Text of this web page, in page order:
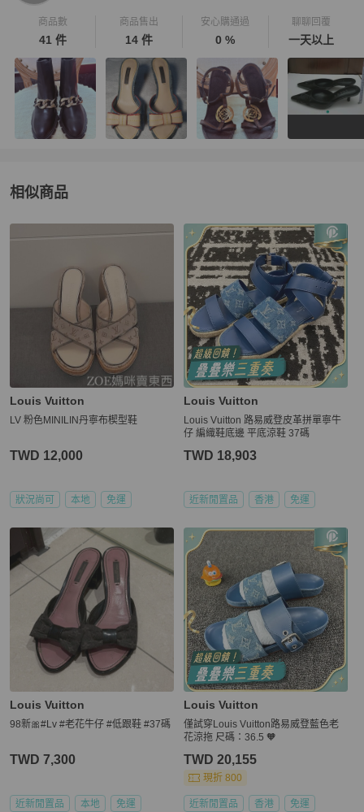
商品數
41 件
商品售出
14 件
安心購通過
0 %
聊聊回覆
一天以上
相似商品
更多相似Louis Vuitton女鞋推薦精品
Louis Vuitton
LV 粉色MINILIN丹寧布楔型鞋
TWD 12,000
狀況尚可 本地 免運
Louis Vuitton
Louis Vuitton 路易威登皮革拼單寧牛
仔 編織鞋底邊 平底涼鞋 37碼
TWD 18,903
近新閒置品 香港 免運
Louis Vuitton
98新🎀#Lv #老花牛仔 #低跟鞋 #37碼
TWD 7,300
近新閒置品 本地 免運
Louis Vuitton
僅試穿Louis Vuitton路易威登藍色老
花涼拖 尺碼：36.5 🧡
TWD 20,155
現折 800
近新閒置品 香港 免運